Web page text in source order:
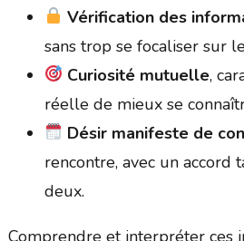
Vérification des
sans trop se focaliser sur
Curiosité mutuelle,
réelle de mieux se
Désir manifeste de
rencontre, avec un accord
deux.
Comprendre et interpréter ces